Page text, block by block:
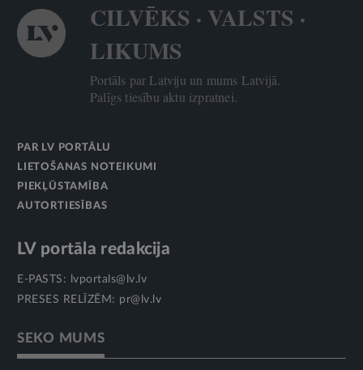
CILVĒKS · VALSTS ·
LIKUMS
Portāls par Latviju un mums Latvijā.
Palīgs tiesību aktu izpratnei.
PAR LV PORTĀLU
LIETOŠANAS NOTEIKUMI
PIEKĻŪSTAMĪBA
AUTORTIESĪBAS
LV portāla redakcija
E-PASTS:
lvportals@lv.lv
PRESES RELĪZĒM: pr@lv.lv
SEKO MUMS